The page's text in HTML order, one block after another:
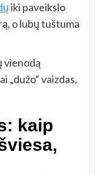
iki paveikslo
o lubų tuštuma
vienodą
„dužo“ vaizdas,
kaip